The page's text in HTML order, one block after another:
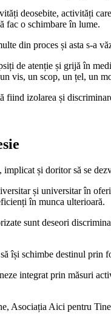
deosebite, activități
fac o schimbare în lume.
din proces și asta s-a
de atenție și grijă în
vis, un scop, un țel, un
fiind izolarea și
și doritor să se
și universitar în
în munca ulterioară.
sunt deseori
își schimbe destinul prin
integrat prin măsuri
Asociația Aici pentru